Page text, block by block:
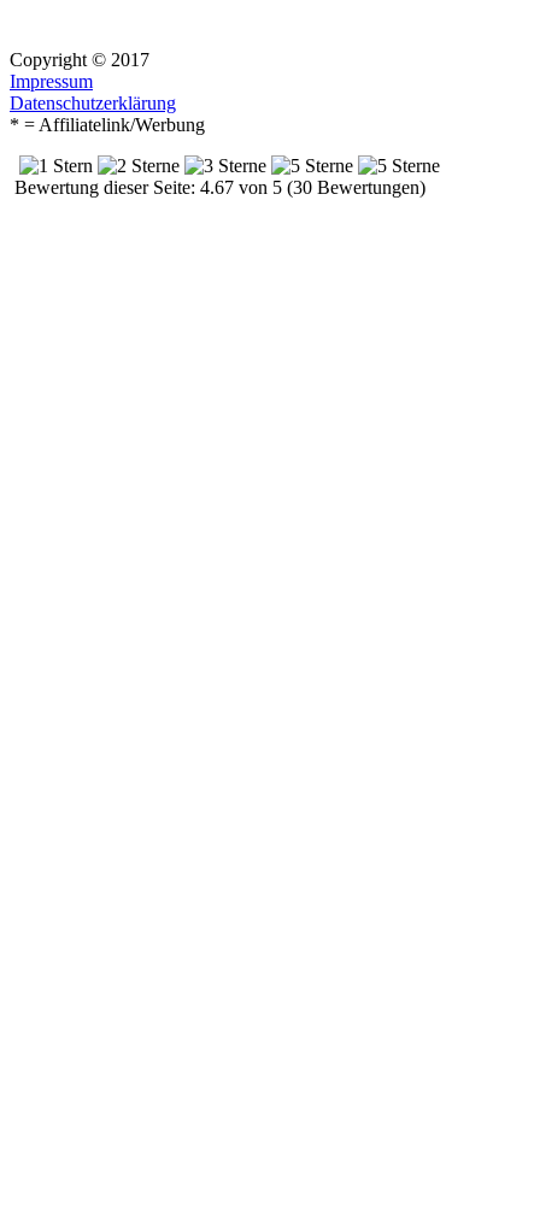
Copyright © 2017
Impressum
Datenschutzerklärung
* = Affiliatelink/Werbung
Bewertung dieser Seite: 4.67 von 5 (30 Bewertungen)